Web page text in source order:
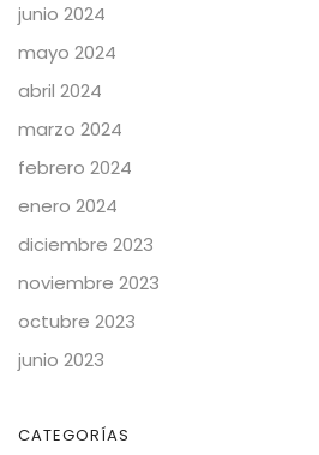
junio 2024
mayo 2024
abril 2024
marzo 2024
febrero 2024
enero 2024
diciembre 2023
noviembre 2023
octubre 2023
junio 2023
CATEGORÍAS